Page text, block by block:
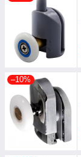
–10%